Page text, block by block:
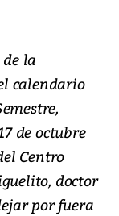
la
calendario
de octubre
Centro
doctor
por fuera